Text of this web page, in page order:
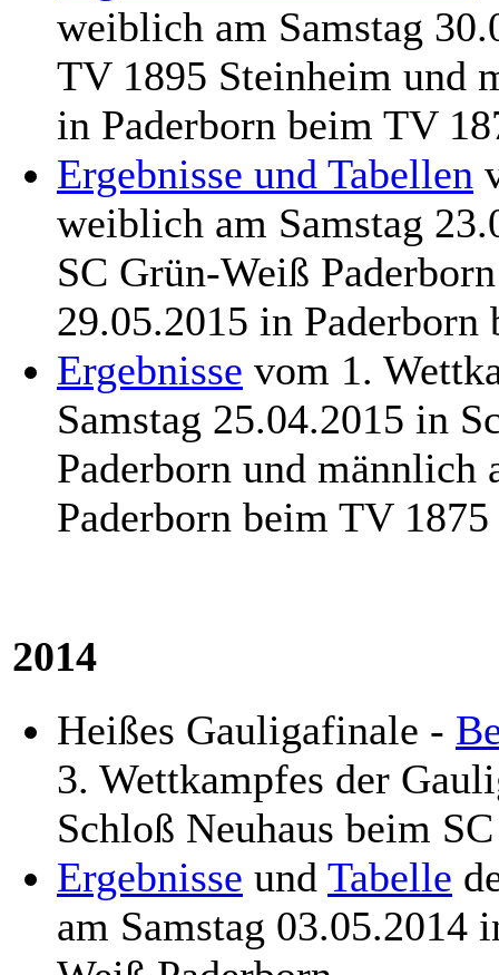
weiblich am Samstag
TV 1895 Steinheim und
in Paderborn beim TV
Ergebnisse und Tabellen
weiblich am Samstag
SC Grün-Weiß
29.05.2015 in
Ergebnisse vom 1.
Samstag 25.04.2015 in
Paderborn und männlich
Paderborn beim TV 1875
2014
Heißes Gauligafinale -
3. Wettkampfes der
Schloß Neuhaus beim
Ergebnisse und Tabelle
am Samstag 03.05.2014